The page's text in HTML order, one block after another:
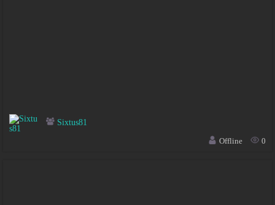
Sixtus81
Offline
0